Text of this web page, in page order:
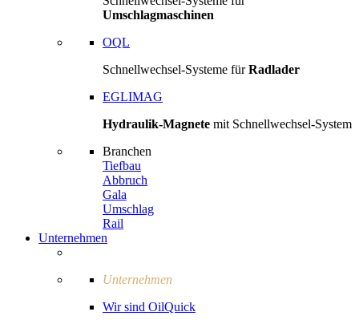
Umschlagmaschinen
OQL
Schnellwechsel-Systeme fürRadlader
EGLIMAG
Hydraulik-Magnete mit Schnellwechsel-System
Branchen
Tiefbau
Abbruch
Gala
Umschlag
Rail
Unternehmen
Unternehmen
Wir sind OilQuick